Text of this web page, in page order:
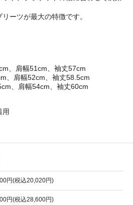
ーツが最大の特徴です。
、肩幅51cm、袖丈57cm
、肩幅52cm、袖丈58.5cm
、肩幅54cm、袖丈60cm
用
円(税込20,020円)
円(税込28,600円)